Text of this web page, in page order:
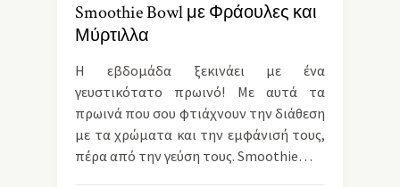
Smoothie Bowl με Φράουλες και
Μύρτιλλα
Η εβδομάδα ξεκινάει με ένα
γευστικότατο πρωινό! Με αυτά τα
πρωινά που σου φτιάχνουν την διάθεση
με τα χρώματα και την εμφάνισή τους,
πέρα από την γεύση τους. Smoothie…